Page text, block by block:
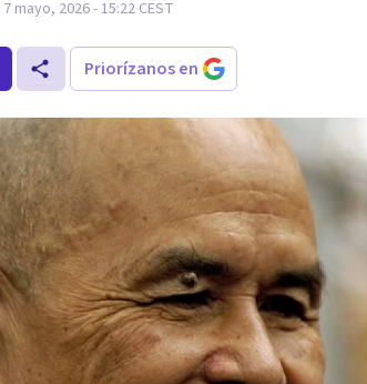
7 mayo, 2026 - 15:22 CEST
Priorízanos en